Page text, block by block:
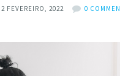
2 FEVEREIRO, 2022
0